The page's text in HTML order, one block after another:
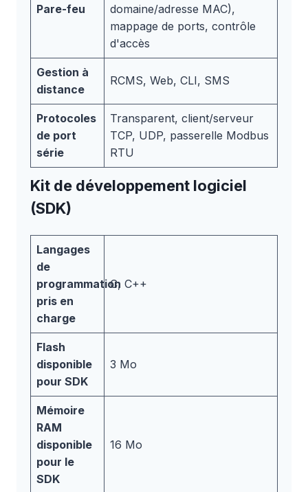
Pare-feu
domaine/adresse MAC),
mappage de ports, contrôle
d'accès
Gestion à
distance
RCMS, Web, CLI, SMS
Protocoles
de port
série
Transparent, client/serveur
TCP, UDP, passerelle Modbus
RTU
Kit de développement logiciel
(SDK)
Langages
de
programmation
pris en
charge
C, C++
Flash
disponible
pour SDK
3 Mo
Mémoire
RAM
disponible
pour le
SDK
16 Mo